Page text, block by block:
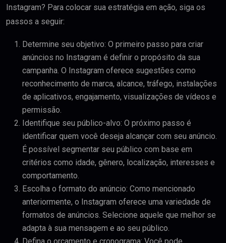
Instagram? Para colocar sua estratégia em ação, siga os
passos a seguir:
Determine seu objetivo: O primeiro passo para criar
anúncios no Instagram é definir o propósito da sua
campanha. O Instagram oferece sugestões como
reconhecimento de marca, alcance, tráfego, instalações
de aplicativos, engajamento, visualizações de vídeos e
permissão.
Identifique seu público-alvo: O próximo passo é
identificar quem você deseja alcançar com seu anúncio.
É possível segmentar seu público com base em
critérios como idade, gênero, localização, interesses e
comportamento.
Escolha o formato do anúncio: Como mencionado
anteriormente, o Instagram oferece uma variedade de
formatos de anúncios. Selecione aquele que melhor se
adapta à sua mensagem e ao seu público.